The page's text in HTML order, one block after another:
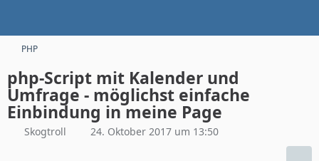
PHP
php-Script mit Kalender und
Umfrage - möglichst einfache
Einbindung in meine Page
Skogtroll 24. Oktober 2017 um 13:50